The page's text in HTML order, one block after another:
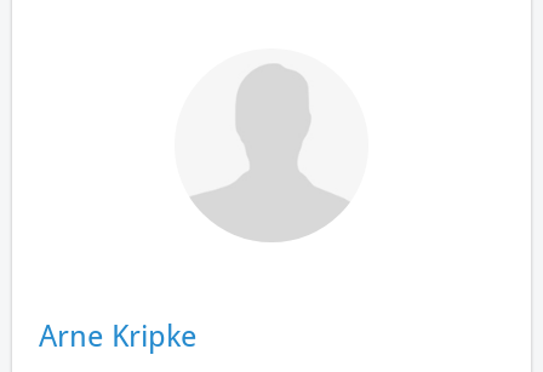
Arne Kripke